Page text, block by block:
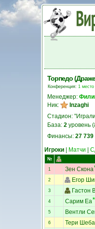
Торпедо
Конференция: 1
Менеджер:
Ник:
Inzaghi
Стадион:
База: 2 уровень (
Финансы: 27 739
Игроки Матчи
№
1 Зен Скона
2 Егор
3 Гастон
4 Сарим Еа
5 Вентли
6 Тери Шеба